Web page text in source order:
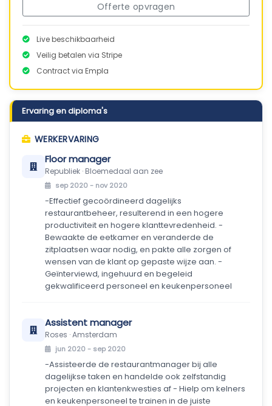
Offerte opvragen
Live beschikbaarheid
Veilig betalen via Stripe
Contract via Empla
Ervaring en diploma's
WERKERVARING
Floor manager
Republiek · Bloemedaal aan zee
sep 2020 - nov 2020
-Effectief gecoördineerd dagelijks
restaurantbeheer, resulterend in een hogere
productiviteit en hogere klanttevredenheid. -
Bewaakte de eetkamer en veranderde de
zitplaatsen waar nodig, en pakte alle zorgen of
wensen van de klant op gepaste wijze aan. -
Geïnterviewd, ingehuurd en begeleid
gekwalificeerd personeel en keukenpersoneel
Assistent manager
Roses · Amsterdam
jun 2020 - sep 2020
-Assisteerde de restaurantmanager bij alle
dagelijkse taken en handelde ook zelfstandig
projecten en klantenkwesties af - Hielp om kelners
en keukenpersoneel te trainen in de juiste